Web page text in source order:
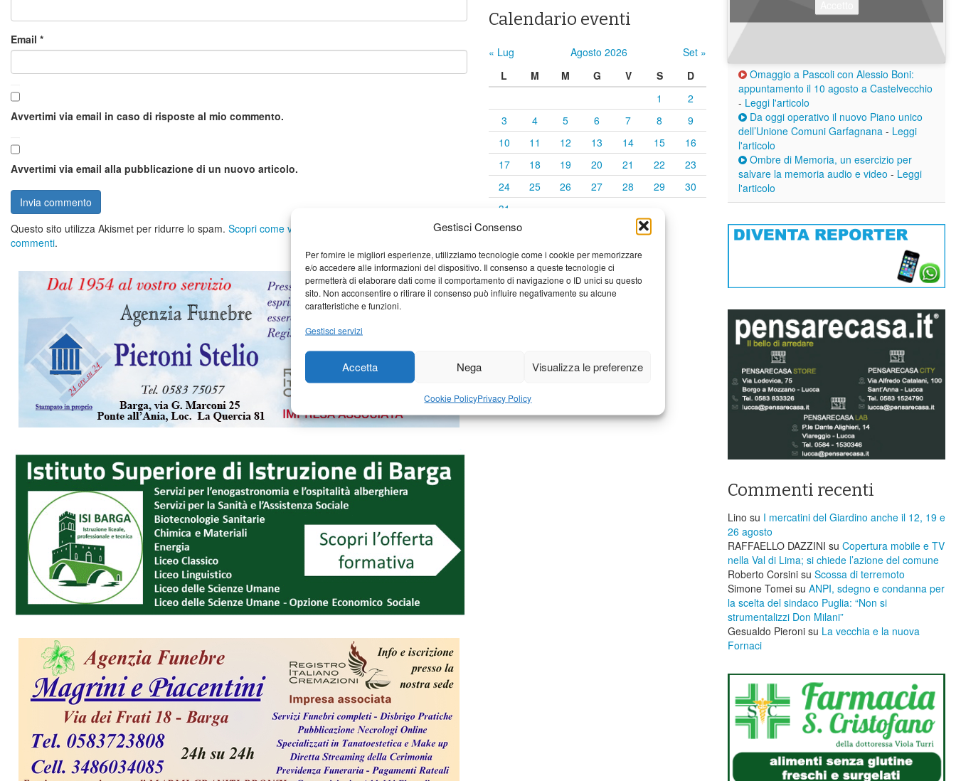
Gestisci Consenso
Per fornire le migliori esperienze, utilizziamo tecnologie come i cookie per memorizzare
e/o accedere alle informazioni del dispositivo. Il consenso a queste tecnologie ci
permetterà di elaborare dati come il comportamento di navigazione o ID unici su questo
sito. Non acconsentire o ritirare il consenso può influire negativamente su alcune
caratteristiche e funzioni.
Gestisci servizi
Accetta Nega Visualizza le preferenze
Cookie PolicyPrivacy Policy
Email *
Avvertimi via email in caso di risposte al mio commento.
Avvertimi via email alla pubblicazione di un nuovo articolo.
Questo sito utilizza Akismet per ridurre lo spam. Scopri come vengono elaborati i dati derivati dai
commenti.
Calendario eventi
« Lug Agosto 2026
Set »
L
M M G V S
D
1
2
3
4 5 6 7 8
9
10
11 12 13 14 15
16
17
18 19 20 21 22
23
24
25 26 27 28 29
30
31
Omaggio a Pascoli con Alessio Boni:
appuntamento il 10 agosto a Castelvecchio
- Leggi l'articolo
Da oggi operativo il nuovo Piano unico
dell’Unione Comuni Garfagnana - Leggi
l'articolo
Ombre di Memoria, un esercizio per
salvare la memoria audio e video - Leggi
l'articolo
Commenti recenti
Lino su I mercatini del Giardino anche il 12, 19 e
26 agosto
RAFFAELLO DAZZINI su ​Copertura mobile e TV
nella Val di Lima; si chiede l’azione del comune
Roberto Corsini su Scossa di terremoto
Simone Tomei su ANPI, sdegno e condanna per
la scelta del sindaco Puglia: “Non si
strumentalizzi Don Milani”
Gesualdo Pieroni su La vecchia e la nuova
Fornaci